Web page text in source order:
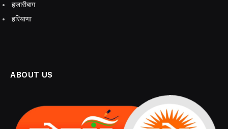
हजारीबाग
हरियाणा
ABOUT US